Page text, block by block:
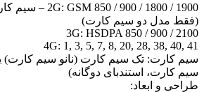
(فقط مدل دو سیم کارت)
3G: HSDPA 850 / 900 / 2100
4G: 1, 3, 5, 7, 8, 20, 28, 38, 40, 41
سیم کارت: تک سیم کارت (نانو سیم کارت) یا
سیم کارت، استندبای دوگانه)
طراحی و ابعاد: